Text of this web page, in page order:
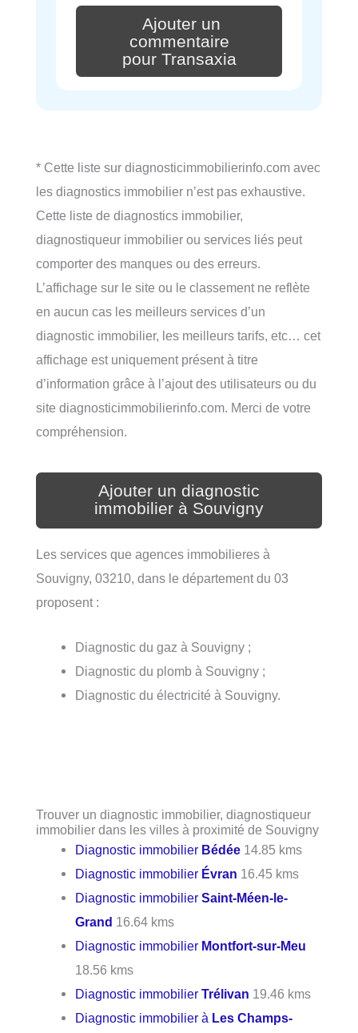
Ajouter un
commentaire
pour Transaxia
* Cette liste sur diagnosticimmobilierinfo.com avec
les diagnostics immobilier n’est pas exhaustive.
Cette liste de diagnostics immobilier,
diagnostiqueur immobilier ou services liés peut
comporter des manques ou des erreurs.
L’affichage sur le site ou le classement ne reflète
en aucun cas les meilleurs services d’un
diagnostic immobilier, les meilleurs tarifs, etc… cet
affichage est uniquement présent à titre
d’information grâce à l’ajout des utilisateurs ou du
site diagnosticimmobilierinfo.com. Merci de votre
compréhension.
Ajouter un diagnostic
immobilier à Souvigny
Les services que agences immobilieres à
Souvigny, 03210, dans le département du 03
proposent :
Diagnostic du gaz à Souvigny ;
Diagnostic du plomb à Souvigny ;
Diagnostic du électricité à Souvigny.
Trouver un diagnostic immobilier, diagnostiqueur
immobilier dans les villes à proximité de Souvigny
Diagnostic immobilier Bédée 14.85 kms
Diagnostic immobilier Évran 16.45 kms
Diagnostic immobilierSaint-Méen-le-
Grand 16.64 kms
Diagnostic immobilier Montfort-sur-Meu
18.56 kms
Diagnostic immobilierTrélivan 19.46 kms
Diagnostic immobilier à Les Champs-